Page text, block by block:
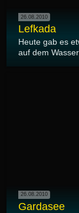
26.08.2010
Lefkada
Heute gab es
auf dem
26.08.2010
Gardasee